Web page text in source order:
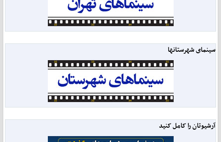
سینمای شهرستانها
آرشیوتان را کامل کنید